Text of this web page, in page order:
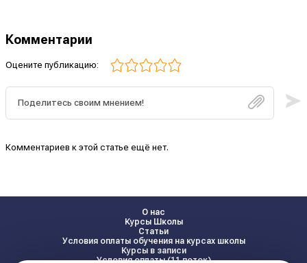
Комментарии
Оцените публикацию:
Комментариев к этой статье ещё нет.
О нас
Курсы Школы
Статьи
Условия оплаты обучения на курсах школы
Курсы в записи
Условия оплаты (11 поток)